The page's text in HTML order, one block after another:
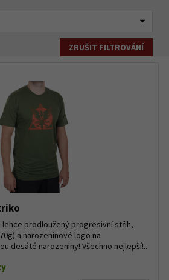
ZRUŠIT FILTROVÁNÍ
lehce prodloužený progresivní střih,
a narozeninové logo na
desáté narozeniny! Všechno nejlepší!...